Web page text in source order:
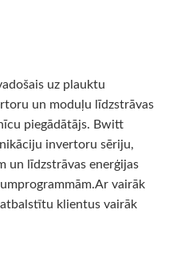
uz plauktu
un moduļu līdzstrāvas
piegādātājs. Bwitt
invertoru sēriju,
un līdzstrāvas enerģijas
vairāk
klientus vairāk